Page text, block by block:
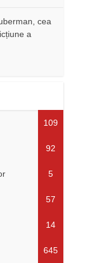
cea
a
109
92
5
57
14
645